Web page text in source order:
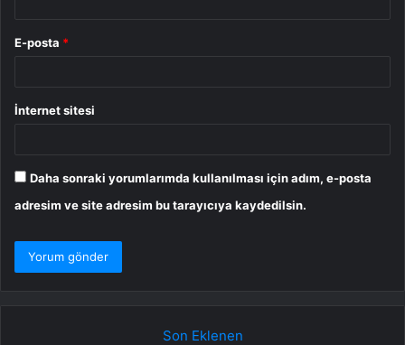
E-posta *
İnternet sitesi
Daha sonraki yorumlarımda kullanılması için adım, e-posta
adresim ve site adresim bu tarayıcıya kaydedilsin.
Son Eklenen